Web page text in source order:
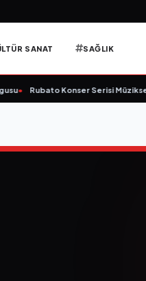
SANAT SAĞLIK
• Rubato Konser Serisi